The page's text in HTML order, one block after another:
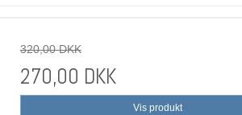
320,00 DKK
270,00 DKK
Vis produkt